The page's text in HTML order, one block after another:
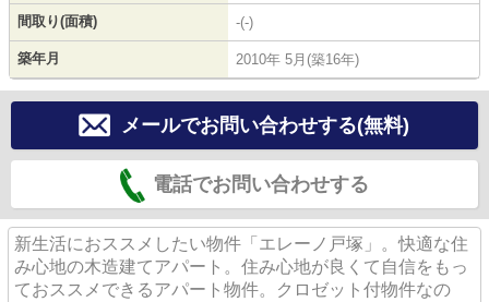
間取り(面積) -(-)
築年月 2010年 5月(築16年)
メールでお問い合わせする(無料)
電話でお問い合わせする
新生活におススメしたい物件「エレーノ戸塚」。快適な住
み心地の木造建てアパート。住み心地が良くて自信をもっ
ておススメできるアパート物件。クロゼット付物件なの